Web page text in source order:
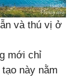
và thú vị ở
mới chỉ
này nằm